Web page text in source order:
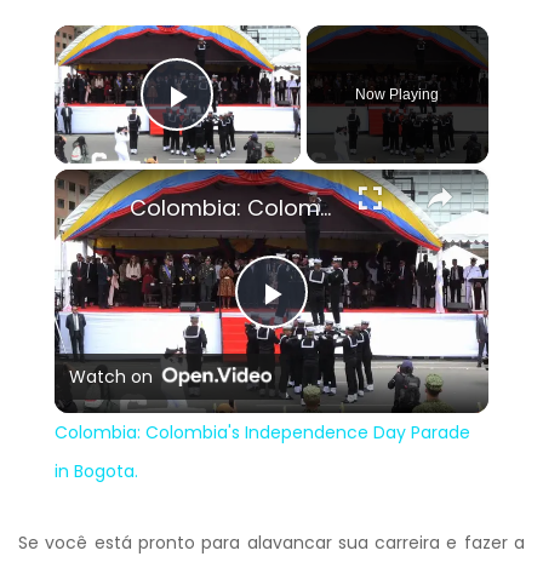
×
Play Video
Now Playing
×
Play
Video
Colombia: Colombia's Independence Day Parade in Bogota.
Watch on
Colombia: Colombia's Independence Day Parade
in Bogota.
Se você está pronto para alavancar sua carreira e fazer a